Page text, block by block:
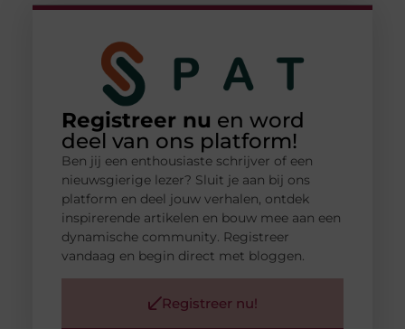
Registreer nu en word
deel van ons platform!
Ben jij een enthousiaste schrijver of een
nieuwsgierige lezer? Sluit je aan bij ons
platform en deel jouw verhalen, ontdek
inspirerende artikelen en bouw mee aan een
dynamische community. Registreer
vandaag en begin direct met bloggen.
Registreer nu!